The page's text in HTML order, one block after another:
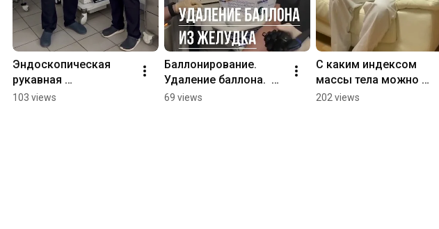
Эндоскопическая
рукавная
гастропластика
103 views
Баллонирование.
Удаление баллона.
#бариатрия
69 views
С каким индексом
массы тела можно
проводить
202 views